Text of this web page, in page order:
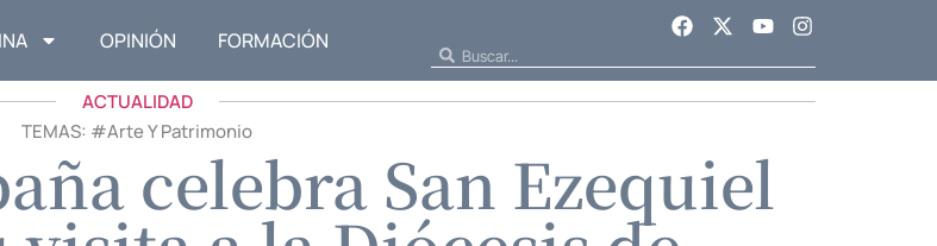
OPINIÓN FORMACIÓN
ACTUALIDAD
TEMAS: #Arte Y Patrimonio
celebra San Ezequiel